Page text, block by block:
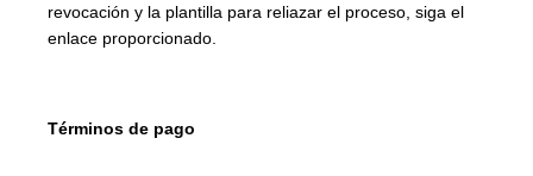
revocación y la plantilla para reliazar el proceso, siga el
enlace proporcionado.
Términos de pago